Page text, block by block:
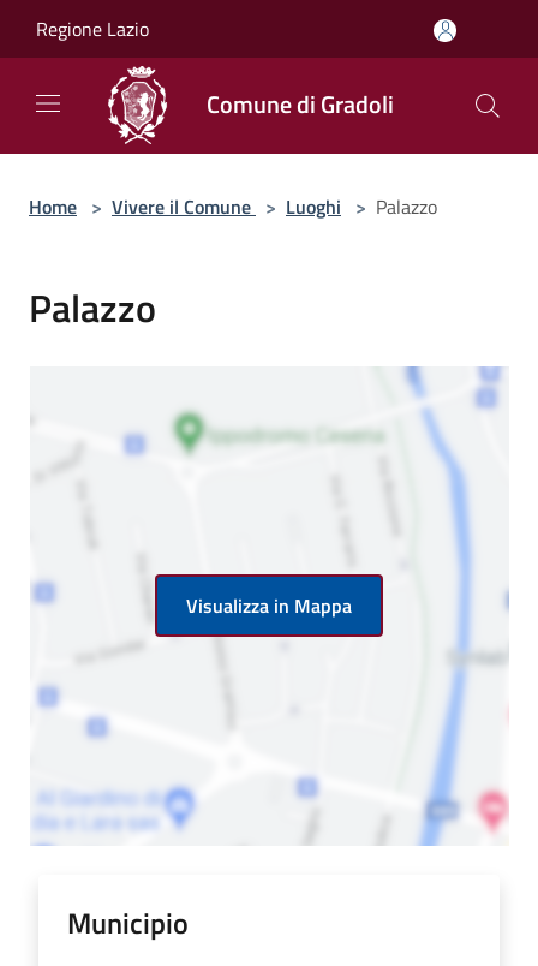
Regione Lazio
Comune di Gradoli
Home > Vivere il Comune > Luoghi > Palazzo
Palazzo
Visualizza in Mappa
Municipio